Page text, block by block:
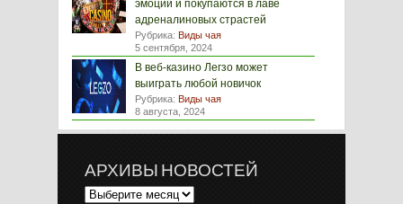
эмоций и покупаются в лаве
адреналиновых страстей
Рубрика: Виды чая
5 сентября, 2024
В веб-казино Легзо может
выиграть любой новичок
Рубрика: Виды чая
8 августа, 2024
АРХИВЫ НОВОСТЕЙ